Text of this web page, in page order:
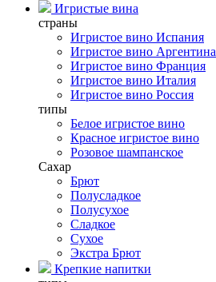
Игристые вина
страны
Игристое вино Испания
Игристое вино Аргентина
Игристое вино Франция
Игристое вино Италия
Игристое вино Россия
типы
Белое игристое вино
Красное игристое вино
Розовое шампанское
Сахар
Брют
Полусладкое
Полусухое
Сладкое
Сухое
Экстра Брют
Крепкие напитки